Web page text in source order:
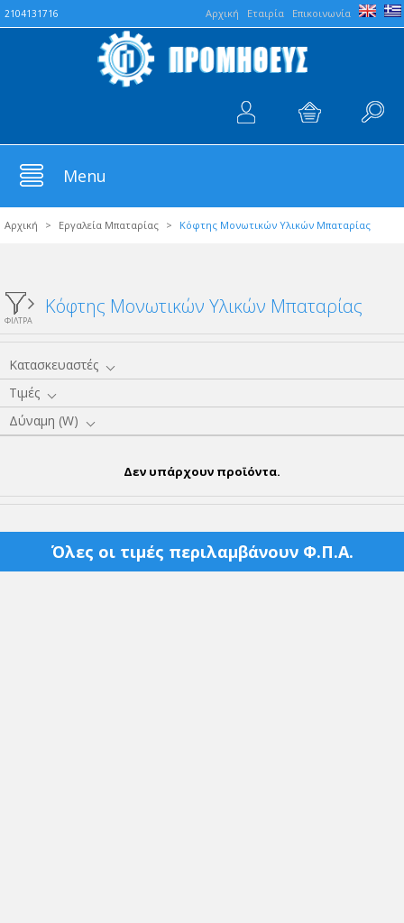
Aρχική Εταιρία Επικοινωνία
2104131716
Menu
Αρχική > Εργαλεία Μπαταρίας > Κόφτης Μονωτικών Υλικών Μπαταρίας
ΦΙΛΤΡΑ
Κόφτης Μονωτικών Υλικών Μπαταρίας
Κατασκευαστές
Τιμές
Δύναμη (W)
Δεν υπάρχουν προϊόντα.
Όλες οι τιμές περιλαμβάνουν Φ.Π.Α.